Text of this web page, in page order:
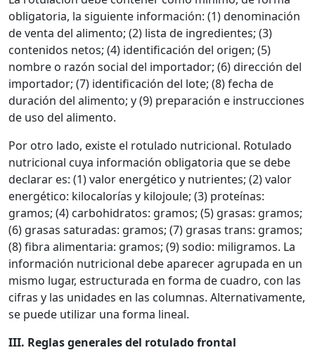
obligatoria, la siguiente información: (1) denominación
de venta del alimento; (2) lista de ingredientes; (3)
contenidos netos; (4) identificación del origen; (5)
nombre o razón social del importador; (6) dirección del
importador; (7) identificación del lote; (8) fecha de
duración del alimento; y (9) preparación e instrucciones
de uso del alimento.
Por otro lado, existe el rotulado nutricional. Rotulado
nutricional cuya información obligatoria que se debe
declarar es: (1) valor energético y nutrientes; (2) valor
energético: kilocalorías y kilojoule; (3) proteínas:
gramos; (4) carbohidratos: gramos; (5) grasas: gramos;
(6) grasas saturadas: gramos; (7) grasas trans: gramos;
(8) fibra alimentaria: gramos; (9) sodio: miligramos. La
información nutricional debe aparecer agrupada en un
mismo lugar, estructurada en forma de cuadro, con las
cifras y las unidades en las columnas. Alternativamente,
se puede utilizar una forma lineal.
III. Reglas generales del rotulado frontal